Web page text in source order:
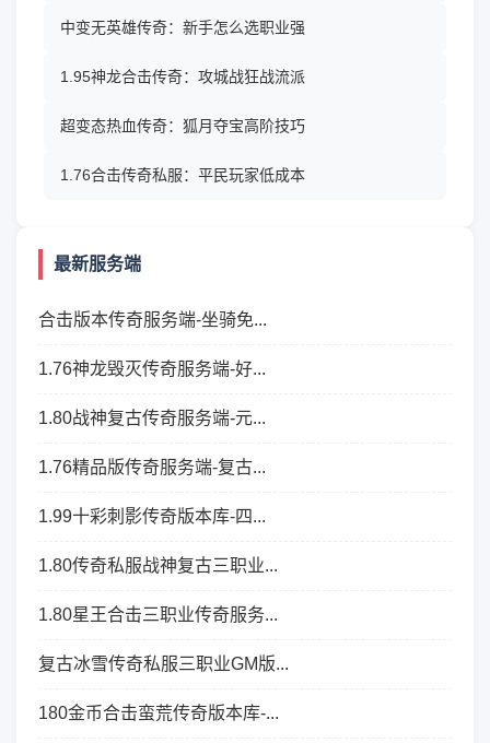
中变无英雄传奇：新手怎么选职业强
1.95神龙合击传奇：攻城战狂战流派
超变态热血传奇：狐月夺宝高阶技巧
1.76合击传奇私服：平民玩家低成本
最新服务端
合击版本传奇服务端-坐骑免...
1.76神龙毁灭传奇服务端-好...
1.80战神复古传奇服务端-元...
1.76精品版传奇服务端-复古...
1.99十彩刺影传奇版本库-四...
1.80传奇私服战神复古三职业...
1.80星王合击三职业传奇服务...
复古冰雪传奇私服三职业GM版...
180金币合击蛮荒传奇版本库-...